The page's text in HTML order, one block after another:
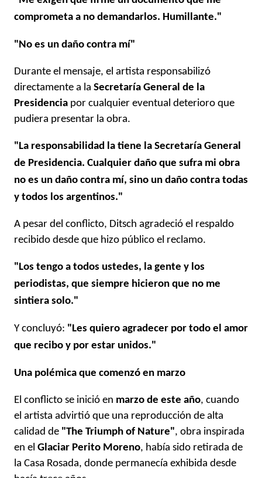
comprometa a no demandarlos. Humillante."
"No es un daño contra mí"
Durante el mensaje, el artista responsabilizó
directamente a la Secretaría General de la
Presidencia por cualquier eventual deterioro que
pudiera presentar la obra.
"La responsabilidad la tiene la Secretaría General
de Presidencia. Cualquier daño que sufra mi obra
no es un daño contra mí, sino un daño contra todas
y todos los argentinos."
A pesar del conflicto, Ditsch agradeció el respaldo
recibido desde que hizo público el reclamo.
"Los tengo a todos ustedes, la gente y los
periodistas, que siempre hicieron que no me
sintiera solo."
Y concluyó: "Les quiero agradecer por todo el amor
que recibo y por estar unidos."
Una polémica que comenzó en marzo
El conflicto se inició en marzo de este año, cuando
el artista advirtió que una reproducción de alta
calidad de "The Triumph of Nature", obra inspirada
en el Glaciar Perito Moreno, había sido retirada de
la Casa Rosada, donde permanecía exhibida desde